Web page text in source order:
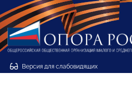
Версия для слабовидящих